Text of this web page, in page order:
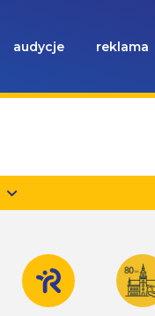
audycje reklama